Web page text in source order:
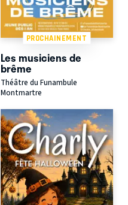
PROCHAINEMENT
Les musiciens de
brême
Théâtre du Funambule
Montmartre